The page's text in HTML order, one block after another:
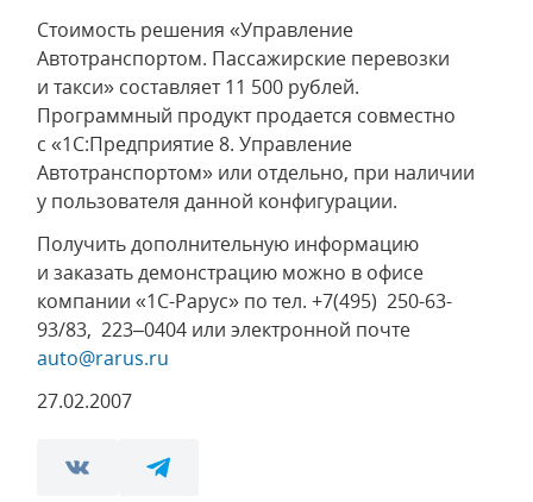
Стоимость решения «Управление
Автотранспортом. Пассажирские перевозки
и такси» составляет 11 500 рублей.
Программный продукт продается совместно
с «1С:Предприятие 8. Управление
Автотранспортом» или отдельно, при наличии
у пользователя данной конфигурации.
Получить дополнительную информацию
и заказать демонстрацию можно в офисе
компании «1С-Рарус» по тел. +7(495) 250-63-
93/83, 223–0404 или электронной почте
auto@rarus.ru
27.02.2007